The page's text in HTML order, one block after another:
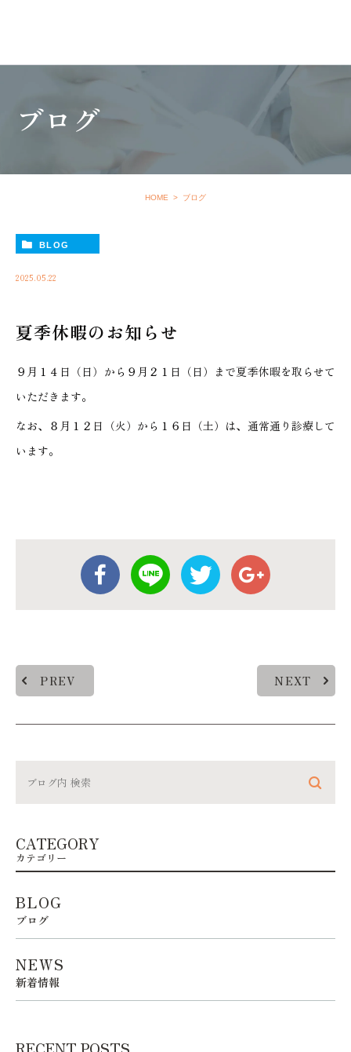
ブログ
HOME ブログ
BLOG
2025.05.22
夏季休暇のお知らせ
９月１４日（日）から９月２１日（日）まで夏季休暇を取らせて
いただきます。
なお、８月１２日（火）から１６日（土）は、通常通り診療して
います。
PREV NEXT
CATEGORY
カテゴリー
BLOG
ブログ
NEWS
新着情報